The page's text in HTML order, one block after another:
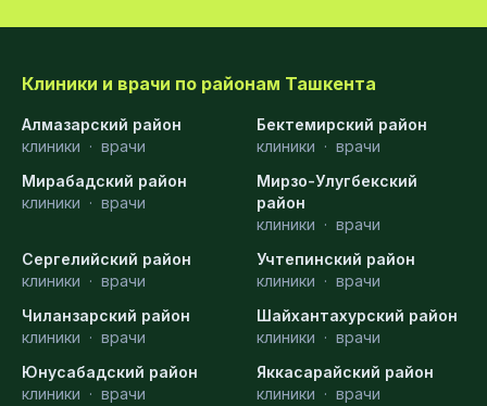
Клиники и врачи по районам Ташкента
Алмазарский район
клиники · врачи
Бектемирский район
клиники · врачи
Мирабадский район
клиники · врачи
Мирзо-Улугбекский
район
клиники · врачи
Сергелийский район
клиники · врачи
Учтепинский район
клиники · врачи
Чиланзарский район
клиники · врачи
Шайхантахурский район
клиники · врачи
Юнусабадский район
клиники · врачи
Яккасарайский район
клиники · врачи